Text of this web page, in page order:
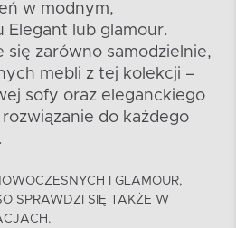
w modnym,
lub glamour.
się zarówno samodzielnie,
mebli z tej kolekcji –
sofy oraz eleganckiego
do każdego
I GLAMOUR,
SPRAWDZI SIĘ TAKŻE W